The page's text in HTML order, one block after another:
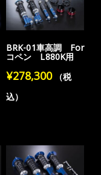
BRK-01車高調 For
コペン L880K用
¥278,300
（税
込）